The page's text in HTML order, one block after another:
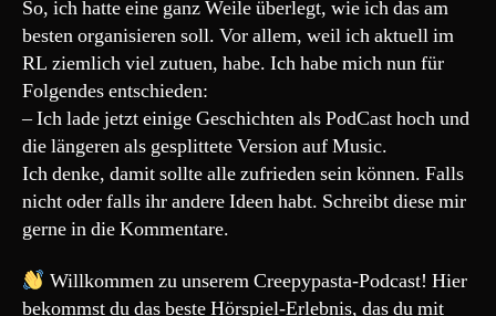
So, ich hatte eine ganz Weile überlegt, wie ich das am
besten organisieren soll. Vor allem, weil ich aktuell im
RL ziemlich viel zutuen, habe. Ich habe mich nun für
Folgendes entschieden:
– Ich lade jetzt einige Geschichten als PodCast hoch und
die längeren als gesplittete Version auf Music.
Ich denke, damit sollte alle zufrieden sein können. Falls
nicht oder falls ihr andere Ideen habt. Schreibt diese mir
gerne in die Kommentare.
Willkommen zu unserem Creepypasta-Podcast! Hier
bekommst du das beste Hörspiel-Erlebnis, das du mit